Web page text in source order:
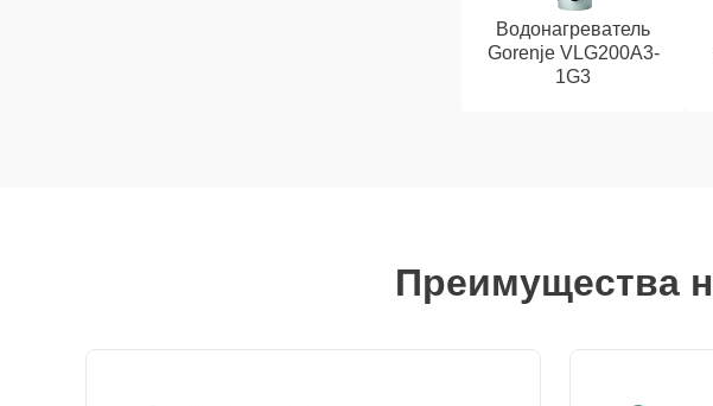
Водонагреватель
Gorenje VLG200A3-
1G3
Преимущества